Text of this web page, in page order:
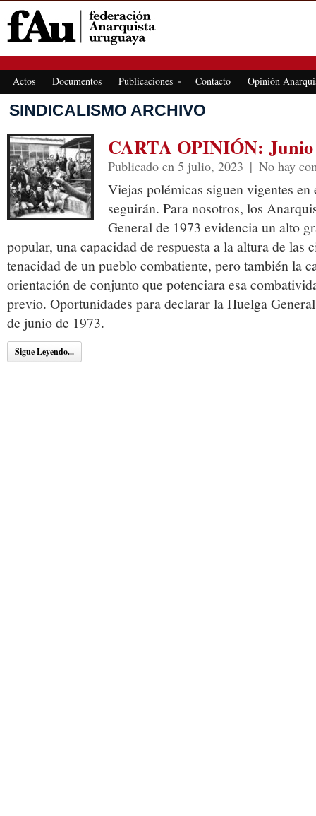
Actos Documentos Publicaciones Contacto Opinión
SINDICALISMO ARCHIVO
CARTA OPINIÓN: Junio
Publicado en 5 julio, 2023 | No hay
Viejas polémicas siguen vigentes
seguirán. Para nosotros, los
General de 1973 evidencia un alto
popular, una capacidad de respuesta a la altura de las
tenacidad de un pueblo combatiente, pero también la
orientación de conjunto que potenciara esa
previo. Oportunidades para declarar la Huelga
de junio de 1973.
Sigue Leyendo...